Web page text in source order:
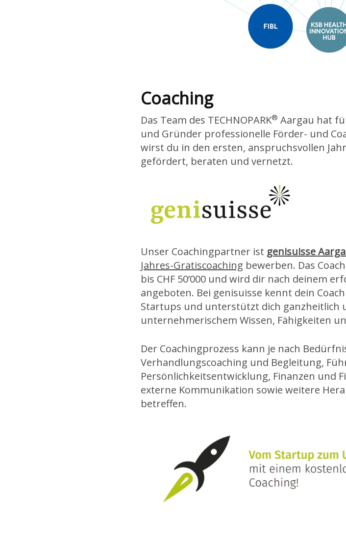
Coaching
Das Team des TECHNOPARK® Aargau hat
und Gründer professionelle Förder- und
wirst du in den ersten, anspruchsvollen
gefördert, beraten und vernetzt.
Unser Coachingpartner ist genisuisse
Jahres-Gratiscoaching bewerben. Das
bis CHF 50’000 und wird dir nach deinem
angeboten. Bei genisuisse kennt dein
Startups und unterstützt dich ganzheitlich
unternehmerischem Wissen, Fähigkeiten
Der Coachingprozess kann je nach
Verhandlungscoaching und Begleitung,
Persönlichkeitsentwicklung, Finanzen und
externe Kommunikation sowie weitere
betreffen.